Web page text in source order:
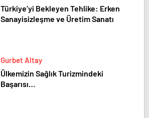
Türkiye’yi Bekleyen Tehlike: Erken
Sanayisizleşme ve Üretim Sanatı
Gurbet Altay
Ülkemizin Sağlık Turizmindeki
Başarısı…